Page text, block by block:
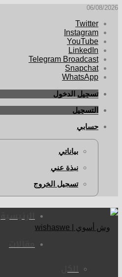
06/08/2026
Twitter
Instagram
YouTube
LinkedIn
Telegram Broadcast
Snapchat
WhatsApp
تسجيل الدخول
التسجيل
حسابي
بياناتي
نبذة عني
تسجيل الخروج
الرئيسية
مقالات
الكل